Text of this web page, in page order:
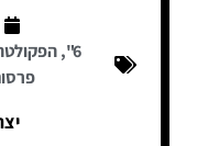
6"
,